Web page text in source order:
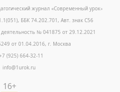
журнал «Современный урок»
ББК 74.202.701, Авт. знак С56
№ 041875 от 29.12.2021
от 01.04.2016, г. Москва
(925) 664-32-11
info@1urok.ru
16+